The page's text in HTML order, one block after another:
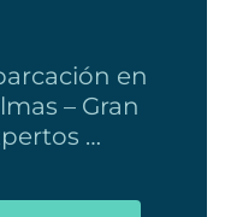
en
– Gran
…